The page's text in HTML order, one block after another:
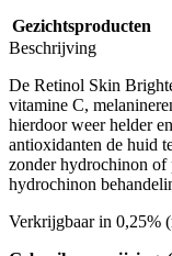
Gezichtsproducten
Beschrijving
De Retinol Skin
vitamine C,
hierdoor weer helder
antioxidanten de huid
zonder hydrochinon of
hydrochinon
Verkrijgbaar in 0,25%